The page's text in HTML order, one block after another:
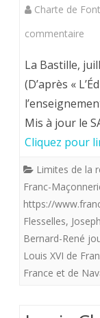
Charte de
commentaire
La Bastille,
(D’après «
Mis à jour le
Cliquez pour
Limites de la
Franc-
https://
Flesselles,
Bernard-René
Louis XVI de
France et de